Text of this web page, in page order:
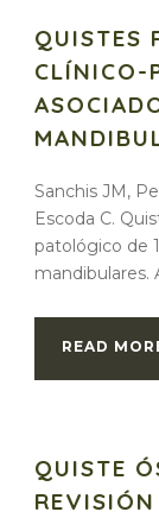
QUISTES
CLÍNICO-
Sanchis JM,
Escoda C.
patológico de
mandibulares.
READ
QUISTE